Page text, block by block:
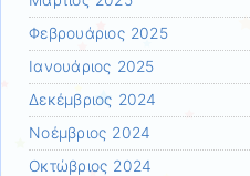
Φεβρουάριος 2025
Ιανουάριος 2025
Δεκέμβριος 2024
Νοέμβριος 2024
Οκτώβριος 2024